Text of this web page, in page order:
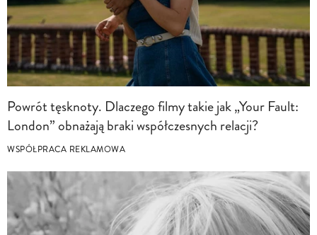
Powrót tęsknoty. Dlaczego filmy takie jak „Your Fault:
London” obnażają braki współczesnych relacji?
WSPÓŁPRACA REKLAMOWA